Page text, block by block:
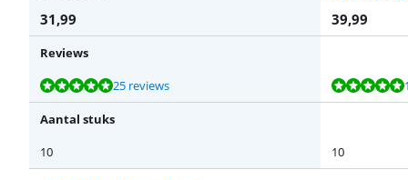
31,99
39,99
Reviews
Beoordeling is 9,7 van de 10, gebaseerd op 25 reviews.
25 reviews
Beoordeling is 9,9 van de 10, gebaseerd op 10 reviews.
Beoordeling is 10 van de 10, gebaseerd op 15 reviews.
Beoordeling is 8,7 van de 10, gebaseerd op 31 reviews.
Aantal stuks
10
10